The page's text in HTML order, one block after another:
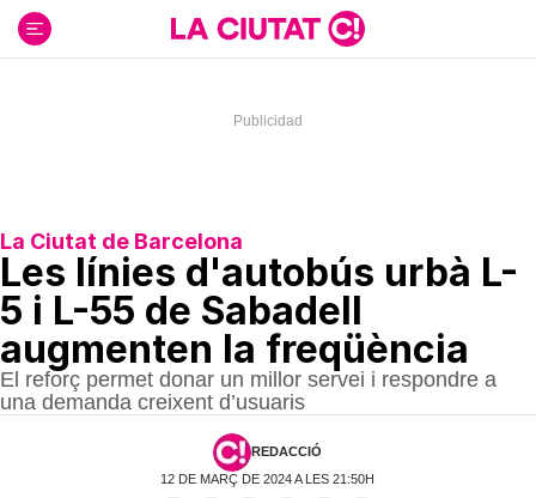
contenido
La Ciutat de Barcelona
Les línies d'autobús urbà L-
5 i L-55 de Sabadell
augmenten la freqüència
El reforç permet donar un millor servei i respondre a
una demanda creixent d’usuaris
REDACCIÓ
12 DE MARÇ DE 2024 A LES 21:50H